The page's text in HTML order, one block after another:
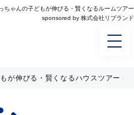
ちゃんの⼦どもが伸びる・賢くなるルームツアー
sponsored by 株式会社リブランド
が伸びる・賢くなるハウスツアー »